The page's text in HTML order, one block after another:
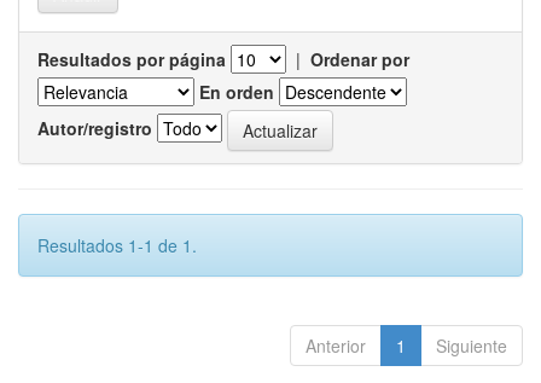
Resultados por página | Ordenar por
En orden
Autor/registro
Resultados 1-1 de 1.
Anterior 1 Siguiente